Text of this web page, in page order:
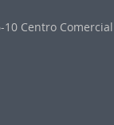
Centro